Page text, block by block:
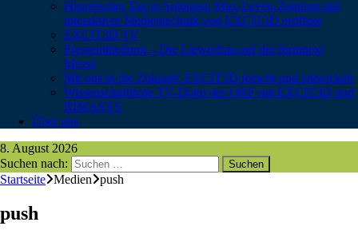
Historischer Tag in Solingen: Max-Leven-Zentrum mit
interaktiver Medientechnik von EXCIT3D eröffnet
EXCIT3D TV
Pressemitteilung – Die Liewerfrau auf der formnext
Messe
Mit uns in die Zukunft: EXCIT3D forscht und entwickelt
Wissenschaftliche TV-Doku des ORF mit EXCIT3D und
RIMASYS
Über uns
8. August 2026
Suchen nach:
Startseite Medien push
push